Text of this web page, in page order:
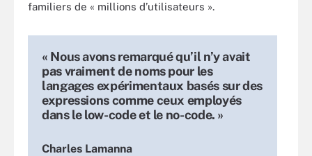
familiers de « millions d’utilisateurs ».
« Nous avons remarqué qu’il n’y avait
pas vraiment de noms pour les
langages expérimentaux basés sur des
expressions comme ceux employés
dans le low-code et le no-code. »
Charles Lamanna